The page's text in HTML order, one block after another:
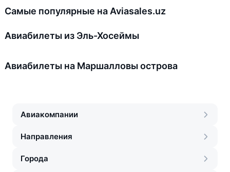
Самые популярные на Aviasales.uz
Авиабилеты из Эль-Хосеймы
Авиабилеты на Маршалловы острова
Авиакомпании
Направления
Города